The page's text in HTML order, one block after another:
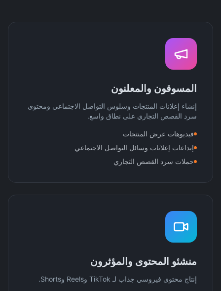
المسوقون والمعلنون
إنشاء إعلانات المنتجات وسلوس التواصل الاجتماعي ومحتوى
سرد القصص التجاري على نطاق واسع.
فيديوهات عرض المنتجات
إبداعات إعلانات وسائل التواصل الاجتماعي
حملات سرد القصص التجاري
منشئو المحتوى والمؤثرون
إنتاج محتوى فيروسي جذاب لـ TikTok وReels وShorts.